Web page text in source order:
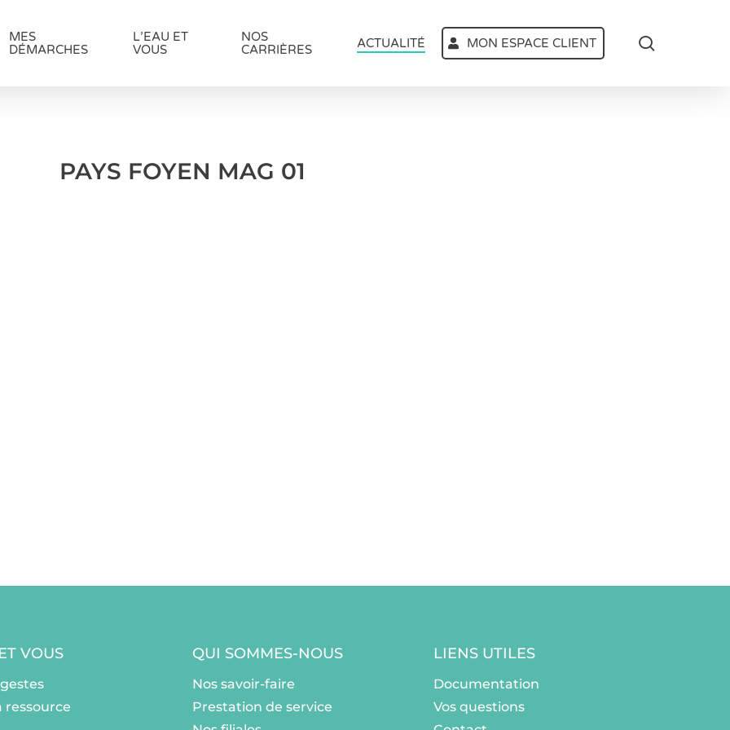
MES
DÉMARCHES
L’EAU ET
VOUS
NOS
CARRIÈRES
ACTUALITÉ MON ESPACE CLIENT
PAYS FOYEN MAG 01
VOUS
ressource
QUI SOMMES-NOUS
Nos savoir-faire
Prestation de service
LIENS UTILES
Documentation
Vos questions